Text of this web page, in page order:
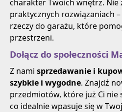
charakter Twoich wnętrz. Nie
praktycznych rozwiązaniach
rzeczy do garażu, które
przestrzeni.
Dołącz do społeczności
Z nami sprzedawanie i
szybkie i wygodne. Znajdź
przedmiotów, które już Ci nie
co idealnie wpasuje się w